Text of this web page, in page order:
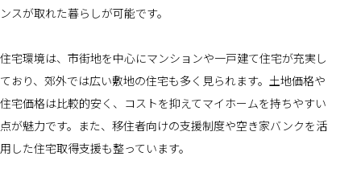
ンスが取れた暮らしが可能です。
住宅環境は、市街地を中心にマンションや一戸建て住宅が充実し
ており、郊外では広い敷地の住宅も多く見られます。土地価格や
住宅価格は比較的安く、コストを抑えてマイホームを持ちやすい
点が魅力です。また、移住者向けの支援制度や空き家バンクを活
用した住宅取得支援も整っています。